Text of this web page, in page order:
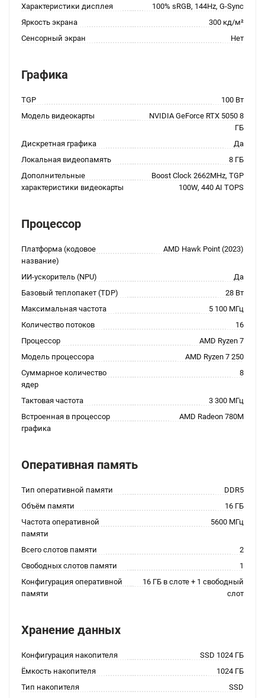
Характеристики дисплея
100% sRGB, 144Hz, G-Sync
Яркость экрана
300 кд/м²
Сенсорный экран
Нет
Графика
TGP
100 Вт
Модель видеокарты
NVIDIA GeForce RTX 5050 8
ГБ
Дискретная графика
Да
Локальная видеопамять
8 ГБ
Дополнительные
характеристики видеокарты
Boost Clock 2662MHz, TGP
100W, 440 AI TOPS
Процессор
Платформа (кодовое
название)
AMD Hawk Point (2023)
ИИ-ускоритель (NPU)
Да
Базовый теплопакет (TDP)
28 Вт
Максимальная частота
5 100 МГц
Количество потоков
16
Процессор
AMD Ryzen 7
Модель процессора
AMD Ryzen 7 250
Суммарное количество
ядер
8
Тактовая частота
3 300 МГц
Встроенная в процессор
графика
AMD Radeon 780M
Оперативная память
Тип оперативной памяти
DDR5
Объём памяти
16 ГБ
Частота оперативной
памяти
5600 МГц
Всего слотов памяти
2
Свободных слотов памяти
1
Конфигурация оперативной
памяти
16 ГБ в слоте + 1 свободный
слот
Хранение данных
Конфигурация накопителя
SSD 1024 ГБ
Ёмкость накопителя
1024 ГБ
Тип накопителя
SSD